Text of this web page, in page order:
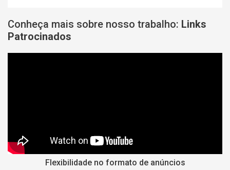
Conheça mais sobre nosso trabalho: Links
Patrocinados
Flexibilidade no formato de anúncios